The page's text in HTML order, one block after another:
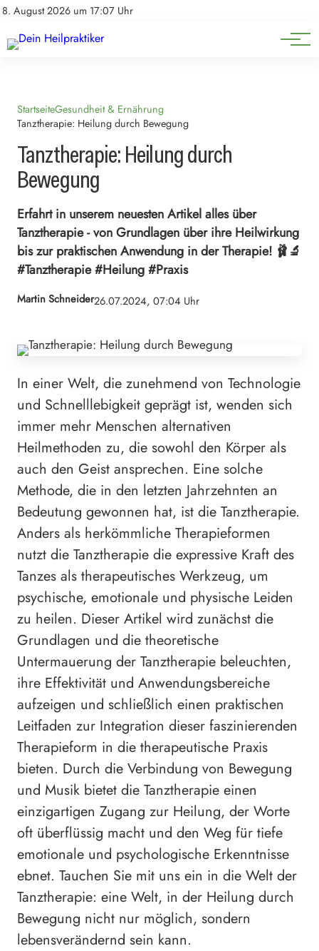
8. August 2026 um 17:07 Uhr
Impressum
Natürliche Medizin
Heilpflanzen & Kräuterkunde
StartseiteGesundheit & Ernährung
Tanztherapie: Heilung durch Bewegung
Tanztherapie: Heilung durch
Bewegung
Erfahrt in unserem neuesten Artikel alles über
Tanztherapie - von Grundlagen über ihre Heilwirkung
bis zur praktischen Anwendung in der Therapie! 🩰🔬
#Tanztherapie #Heilung #Praxis
Martin Schneider26.07.2024, 07:04 Uhr
In einer Welt, die zunehmend von Technologie
und Schnelllebigkeit geprägt ist, wenden sich
immer mehr Menschen alternativen
Heilmethoden zu, die sowohl den Körper als
auch den Geist ansprechen. Eine solche
Methode, die in den letzten Jahrzehnten an
Bedeutung gewonnen hat, ist die Tanztherapie.
Anders als herkömmliche Therapieformen
nutzt die Tanztherapie die expressive Kraft des
Tanzes als therapeutisches Werkzeug, um
psychische, emotionale und physische Leiden
zu heilen. Dieser Artikel wird zunächst die
Grundlagen und die theoretische
Untermauerung der Tanztherapie beleuchten,
ihre Effektivität und Anwendungsbereiche
aufzeigen und schließlich einen praktischen
Leitfaden zur Integration dieser faszinierenden
Therapieform in die therapeutische Praxis
bieten. Durch die Verbindung von Bewegung
und Musik bietet die Tanztherapie einen
einzigartigen Zugang zur Heilung, der Worte
oft überflüssig macht und den Weg für tiefe
emotionale und psychologische Erkenntnisse
ebnet. Tauchen Sie mit uns ein in die Welt der
Tanztherapie: eine Welt, in der Heilung durch
Bewegung nicht nur möglich, sondern
lebensverändernd sein kann.